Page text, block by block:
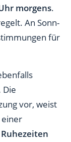
morgens.
An Sonn-
für
Die
vor, weist
einer